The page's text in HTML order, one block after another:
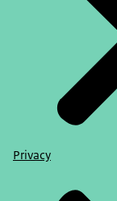
Privacy